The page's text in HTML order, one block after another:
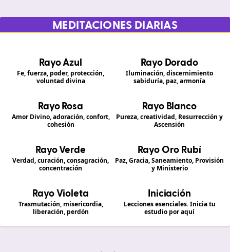
MEDITACIONES DIARIAS
Rayo Azul
Fe, fuerza, poder, protección,
voluntad divina
Rayo Dorado
Iluminación, discernimiento
sabiduría, paz, armonía
Rayo Rosa
Amor Divino, adoración, confort,
cohesión
Rayo Blanco
Pureza, creatividad, Resurrección y
Ascensión
Rayo Verde
Verdad, curación, consagración,
concentración
Rayo Oro Rubí
Paz, Gracia, Saneamiento, Provisión
y Ministerio
Rayo Violeta
Trasmutación, misericordia,
liberación, perdón
Iniciación
Lecciones esenciales. Inicia tu
estudio por aquí